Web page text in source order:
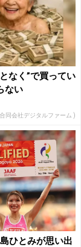
なく”で買ってい
ない
合同会社デジタルファーム )
ひとみが思い出